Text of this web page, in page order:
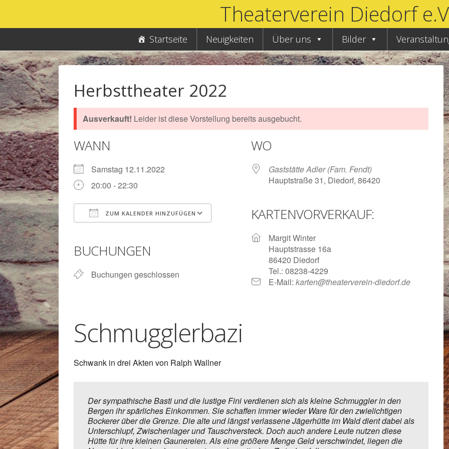
Theaterverein Diedorf
Hauptnavigation
Startseite Neuigkeiten Über uns Bilder
Herbsttheater 2022
Ausverkauft! Leider ist diese Vorstellung bereits ausgebucht.
WANN
Samstag 12.11.2022
20:00 - 22:30
ZUM KALENDER HINZUFÜGEN
Google Kalender
BUCHUNGEN
Buchungen geschlossen
WO
Gaststätte Adler (Fam. Fendt)
Hauptstraße 31, Diedorf, 86420
KARTENVORVERKAUF:
Margit Winter
Hauptstrasse 16a
86420 Diedorf
Tel.: 08238-4229
E-Mail: karten@theaterverein-diedorf.de
Schmugglerbazi
Schwank in drei Akten von Ralph Wallner
Der sympathische Basti und die lustige Fini verdienen sich als kleine Schmuggler in den
Bergen ihr spärliches Einkommen. Sie schaffen immer wieder Ware für den zwielichtigen
Bockerer über die Grenze. Die alte und längst verlassene Jägerhütte im Wald dient dabei als
Unterschlupf, Zwischenlager und Tauschversteck. Doch auch andere Leute nutzen diese
Hütte für ihre kleinen Gaunereien. Als eine größere Menge Geld verschwindet, liegen die